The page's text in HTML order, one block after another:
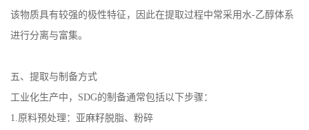
该物质具有较强的极性特征，因此在提取过程中常采用水-乙醇体系
进行分离与富集。
五、提取与制备方式
工业化生产中，SDG的制备通常包括以下步骤：
1.原料预处理：亚麻籽脱脂、粉碎